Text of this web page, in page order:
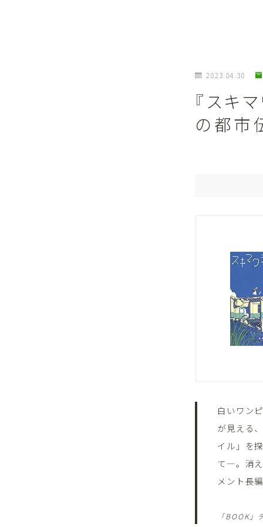
2023.04.30
『スキ
の都市
白いワン
が見える
イル」を
て―。消
メント長
「BOOK」